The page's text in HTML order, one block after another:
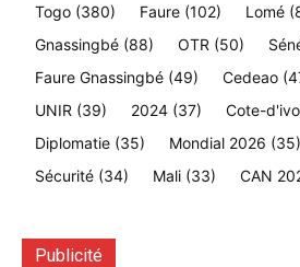
Togo (380) Faure (102) Lomé
Gnassingbé (88) OTR (50)
Faure Gnassingbé (49) Cedeao
UNIR (39) 2024 (37) Cote-
Diplomatie (35) Mondial 2026 (35)
Sécurité (34) Mali (33) CAN
Publicité